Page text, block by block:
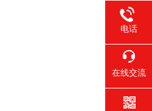
电话
在线交流